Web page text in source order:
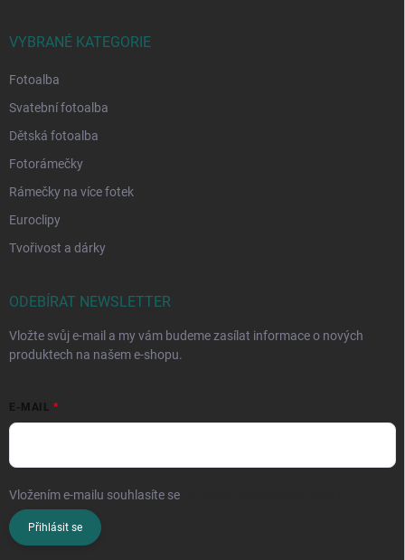
VYBRANÉ KATEGORIE
Fotoalba
Svatební fotoalba
Dětská fotoalba
Fotorámečky
Rámečky na více fotek
Euroclipy
Tvořivost a dárky
ODEBÍRAT NEWSLETTER
Vložte svůj e-mail a my vám budeme zasílat informace o nových
produktech na našem e-shopu.
E-MAIL
Vložením e-mailu souhlasíte se
Přihlásit se